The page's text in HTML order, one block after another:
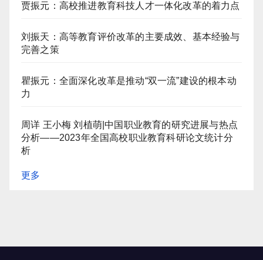
贾振元：高校推进教育科技人才一体化改革的着力点
刘振天：高等教育评价改革的主要成效、基本经验与
完善之策
瞿振元：全面深化改革是推动“双一流”建设的根本动
力
周详 王小梅 刘植萌|中国职业教育的研究进展与热点
分析——2023年全国高校职业教育科研论文统计分
析
更多